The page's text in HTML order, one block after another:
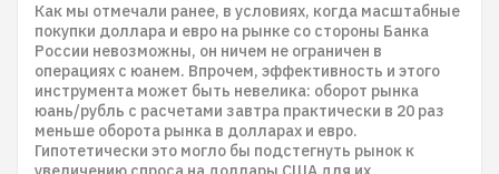
Как мы отмечали ранее, в условиях, когда масштабные
покупки доллара и евро на рынке со стороны Банка
России невозможны, он ничем не ограничен в
операциях с юанем. Впрочем, эффективность и этого
инструмента может быть невелика: оборот рынка
юань/рубль с расчетами завтра практически в 20 раз
меньше оборота рынка в долларах и евро.
Гипотетически это могло бы подстегнуть рынок к